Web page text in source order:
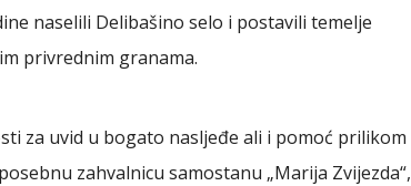
naselili Delibašino selo i postavili temelje
privrednim granama.
za uvid u bogato nasljeđe ali i pomoć prilikom
zahvalnicu samostanu „Marija Zvijezda“,